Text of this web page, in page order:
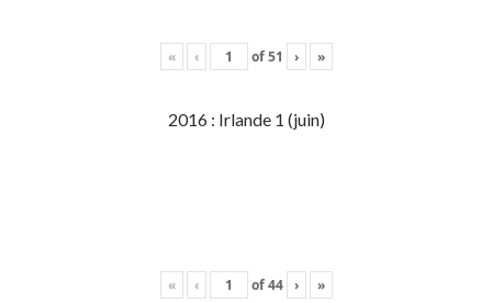
« ‹ of51 › »
2016 : Irlande 1 (juin)
« ‹ of44 › »